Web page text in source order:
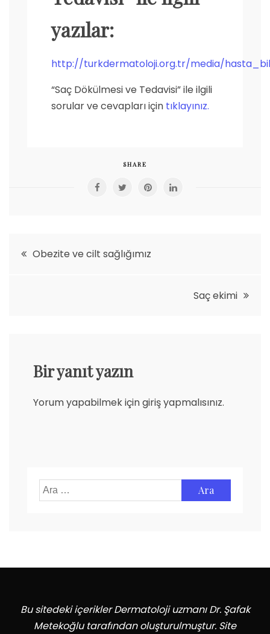
yazılar:
http://turkdermatoloji.org.tr/media/
“Saç Dökülmesi ve Tedavisi” ile ilgili
sorular ve cevapları için tıklayınız.
SHARE
YazıObezite ve cilt sağlığımız
Saç ekimi
Bir yanıt yazın
Yorum yapabilmek içingiriş yapmalısınız.
Arama:
Bu sitedeki içerikler Dermatoloji uzmanı Dr. Şafak
Metekoğlu tarafından oluşturulmuştur. Site